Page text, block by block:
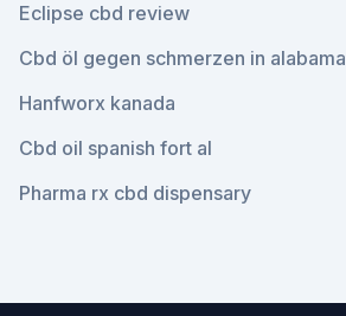
Eclipse cbd review
Cbd öl gegen schmerzen in alabama
Hanfworx kanada
Cbd oil spanish fort al
Pharma rx cbd dispensary